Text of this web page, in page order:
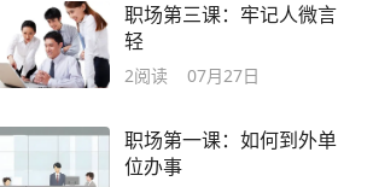
职场第三课：牢记人微言
轻
2阅读 07月27日
职场第一课：如何到外单
位办事